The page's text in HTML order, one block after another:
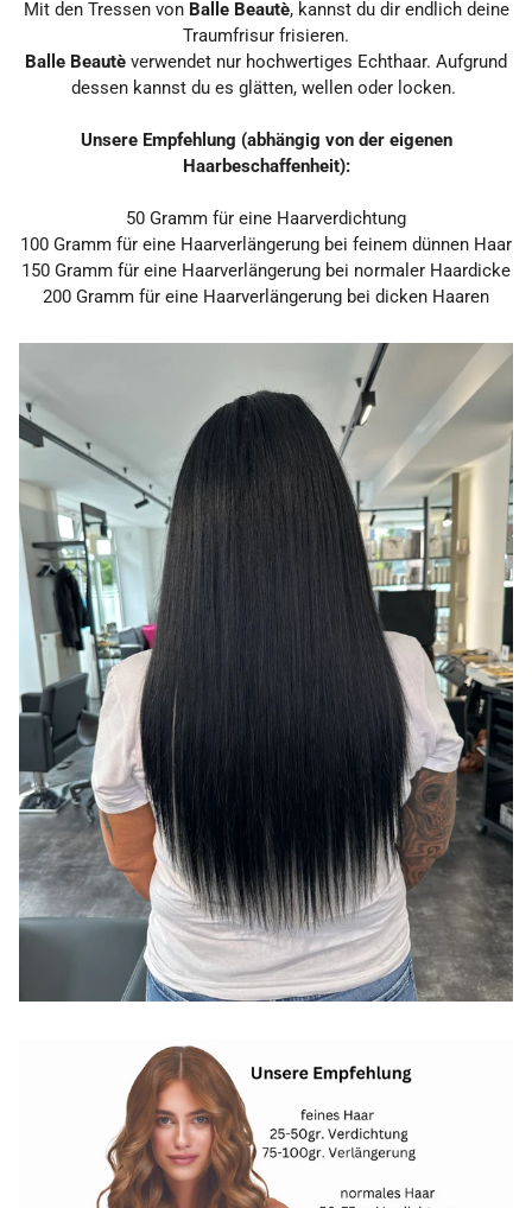
Mit den Tressen von Balle Beautè, kannst du dir endlich deine
Traumfrisur frisieren.
Balle Beautè verwendet nur hochwertiges Echthaar. Aufgrund
dessen kannst du es glätten, wellen oder locken.
Unsere Empfehlung (abhängig von der eigenen
Haarbeschaffenheit):
50 Gramm für eine Haarverdichtung
100 Gramm für eine Haarverlängerung bei feinem dünnen Haar
150 Gramm für eine Haarverlängerung bei normaler Haardicke
200 Gramm für eine Haarverlängerung bei dicken Haaren